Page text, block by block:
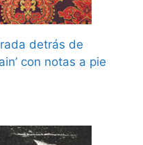
detrás de
con notas a pie